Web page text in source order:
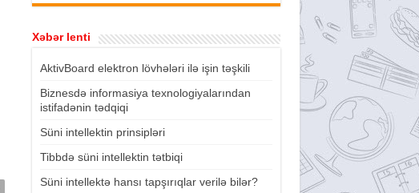
Xəbər lenti
AktivBoard elektron lövhələri ilə işin təşkili
Biznesdə informasiya texnologiyalarından
istifadənin tədqiqi
Süni intellektin prinsipləri
Tibbdə süni intellektin tətbiqi
Süni intellektə hansı tapşırıqlar verilə bilər?